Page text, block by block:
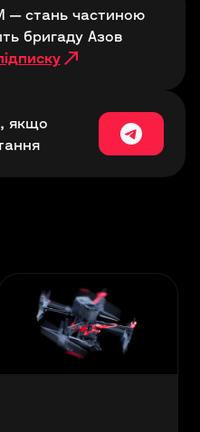
— стань частиною
бригаду Азов
якщо